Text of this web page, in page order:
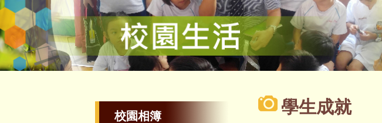
校園相簿 學生成就